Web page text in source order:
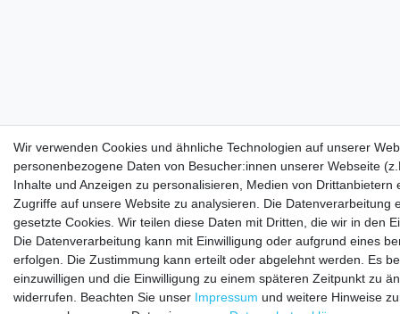
Wir verwenden Cookies und ähnliche Technologien auf unserer
personenbezogene Daten von Besucher:innen unserer Webseite
Inhalte und Anzeigen zu personalisieren, Medien von Drittanbietern
Zugriffe auf unsere Website zu analysieren. Die Datenverarbeitung
gesetzte Cookies. Wir teilen diese Daten mit Dritten, die wir in den
Die Datenverarbeitung kann mit Einwilligung oder aufgrund eines
erfolgen. Die Zustimmung kann erteilt oder abgelehnt werden. Es
einzuwilligen und die Einwilligung zu einem späteren Zeitpunkt zu
widerrufen. Beachten Sie unser Impressum und weitere Hinweise